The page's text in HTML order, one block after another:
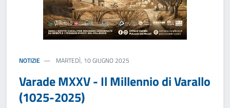
NOTIZIE MARTEDÌ, 10 GIUGNO 2025
Varade MXXV - Il Millennio di Varallo
(1025-2025)